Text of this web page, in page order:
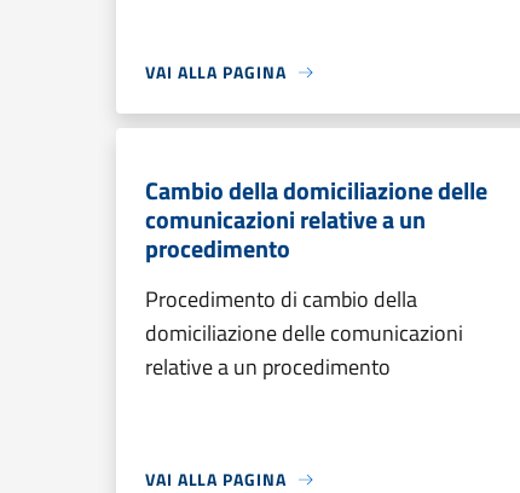
VAI ALLA PAGINA
Cambio della domiciliazione delle
comunicazioni relative a un
procedimento
Procedimento di cambio della
domiciliazione delle comunicazioni
relative a un procedimento
VAI ALLA PAGINA